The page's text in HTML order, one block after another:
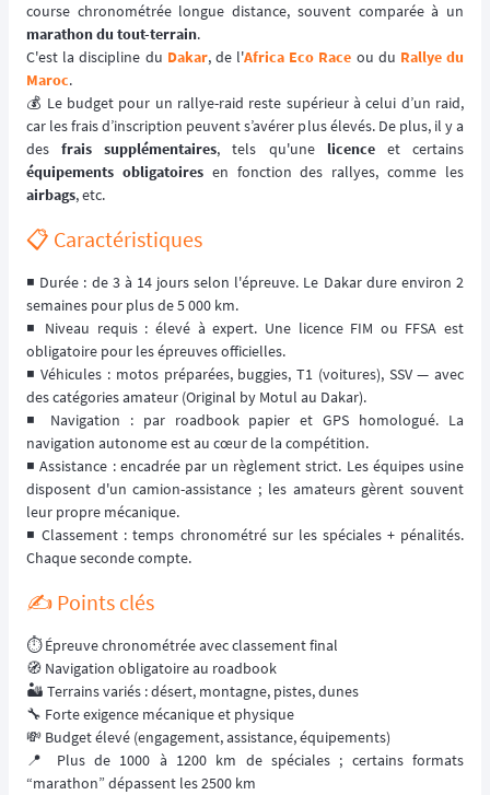
course chronométrée longue distance, souvent comparée à un
marathon du tout-terrain.
C'est la discipline du Dakar, de l'Africa Eco Race ou du Rallye du
Maroc.
💰 Le budget pour un rallye-raid reste supérieur à celui d’un raid,
car les frais d’inscription peuvent s’avérer plus élevés. De plus, il y a
desfrais supplémentaires, tels qu'une licenceet certains
équipements obligatoiresen fonction des rallyes, comme les
airbags, etc.
📋 Caractéristiques
◾️ Durée : de 3 à 14 jours selon l'épreuve. Le Dakar dure environ 2
semaines pour plus de 5 000 km.
◾️ Niveau requis : élevé à expert. Une licence FIM ou FFSA est
obligatoire pour les épreuves officielles.
◾️ Véhicules : motos préparées, buggies, T1 (voitures), SSV — avec
des catégories amateur (Original by Motul au Dakar).
◾️ Navigation : par roadbook papier et GPS homologué. La
navigation autonome est au cœur de la compétition.
◾️ Assistance : encadrée par un règlement strict. Les équipes usine
disposent d'un camion-assistance ; les amateurs gèrent souvent
leur propre mécanique.
◾️ Classement : temps chronométré sur les spéciales + pénalités.
Chaque seconde compte.
✍️ Points clés
⏱️ Épreuve chronométrée avec classement final
🧭 Navigation obligatoire au roadbook
🏜️ Terrains variés : désert, montagne, pistes, dunes
🔧 Forte exigence mécanique et physique
💸 Budget élevé (engagement, assistance, équipements)
📍 Plus de 1000 à 1200 km de spéciales ; certains formats
“marathon” dépassent les 2500 km